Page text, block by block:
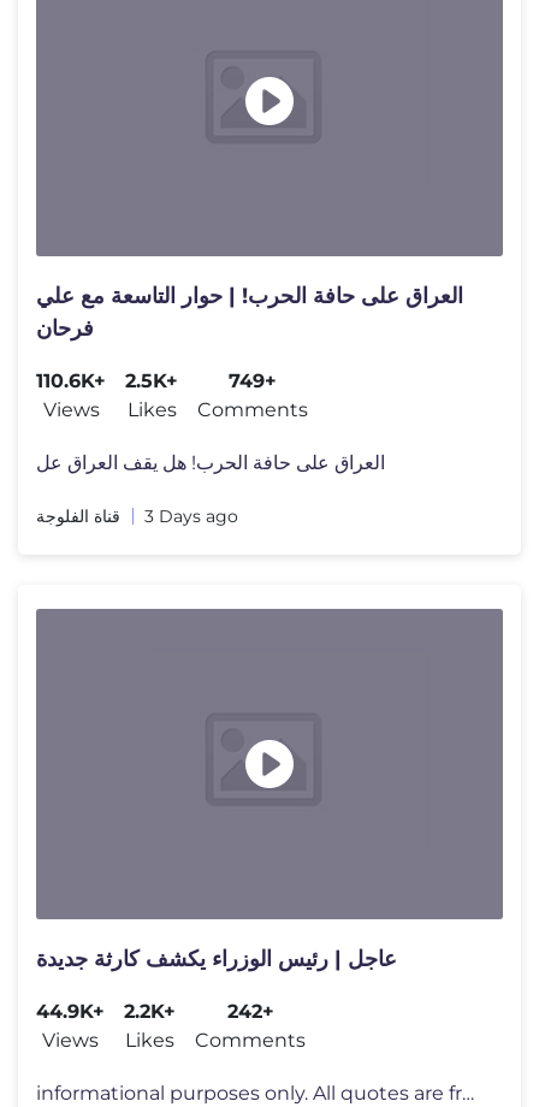
العراق على حافة الحرب! | حوار التاسعة مع علي
فرحان
110.6K+
Views
2.5K+
Likes
749+
Comments
العراق على حافة الحرب! هل يقف العراق عل
قناة الفلوجة 3 Days ago
عاجل | رئيس الوزراء يكشف كارثة جديدة
44.9K+
Views
2.2K+
Likes
242+
Comments
informational purposes only. All quotes are from official sources. The